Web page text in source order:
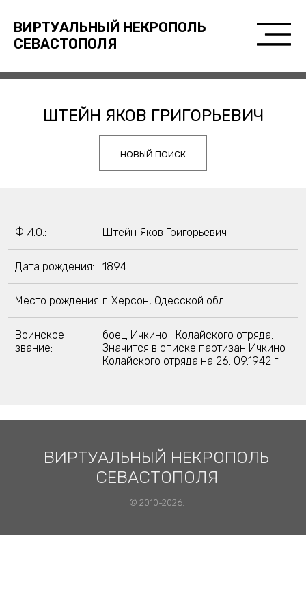
ВИРТУАЛЬНЫЙ НЕКРОПОЛЬ
СЕВАСТОПОЛЯ
ШТЕЙН ЯКОВ ГРИГОРЬЕВИЧ
новый поиск
Ф.И.О.: Штейн Яков Григорьевич
Дата рождения: 1894
Место рождения: г. Херсон, Одесской обл.
Воинское
звание:
боец Ичкино- Колайского отряда.
Значится в списке партизан Ичкино-
Колайского отряда на 26. 09.1942 г.
ВИРТУАЛЬНЫЙ НЕКРОПОЛЬ
СЕВАСТОПОЛЯ
© 2010-2026.